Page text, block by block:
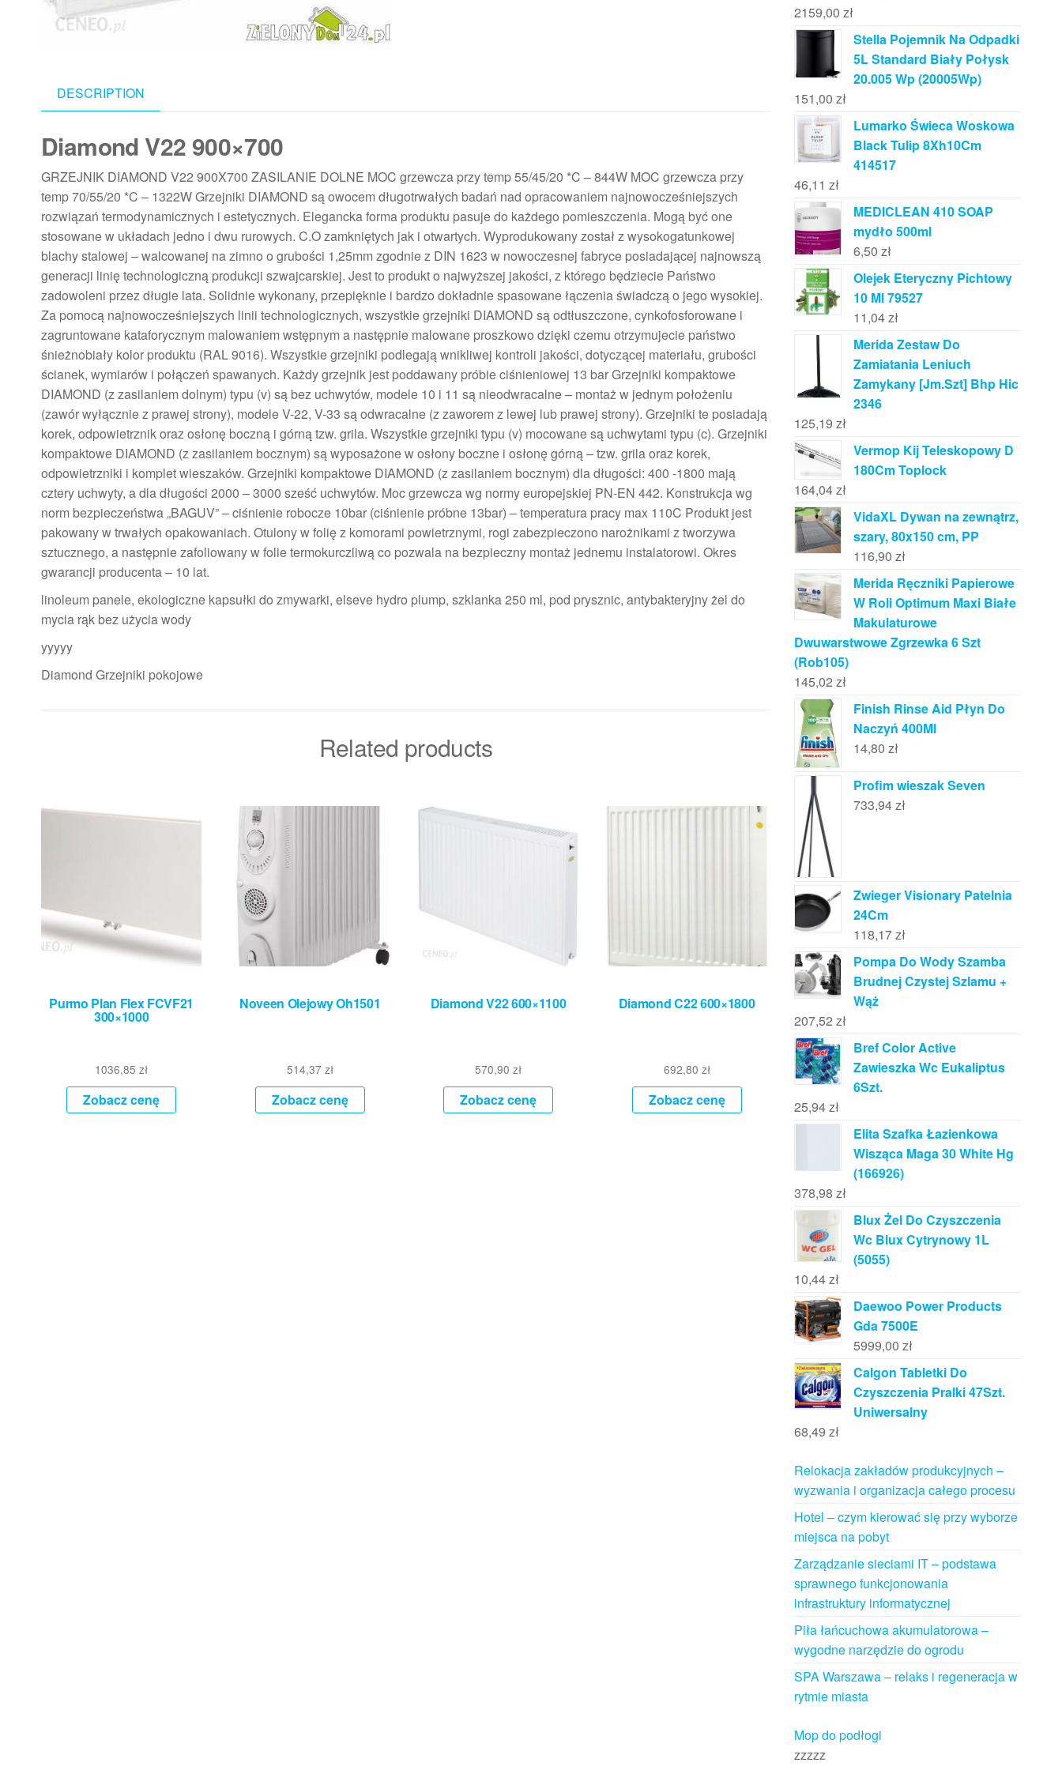
DESCRIPTION
Diamond V22 900×700
GRZEJNIK DIAMOND V22 900X700 ZASILANIE DOLNE MOC grzewcza przy temp 55/45/20 *C – 844W MOC grzewcza przy
temp 70/55/20 *C – 1322W Grzejniki DIAMOND są owocem długotrwałych badań nad opracowaniem najnowocześniejszych
rozwiązań termodynamicznych i estetycznych. Elegancka forma produktu pasuje do każdego pomieszczenia. Mogą być one
stosowane w układach jedno i dwu rurowych. C.O zamkniętych jak i otwartych. Wyprodukowany został z wysokogatunkowej
blachy stalowej – walcowanej na zimno o grubości 1,25mm zgodnie z DIN 1623 w nowoczesnej fabryce posiadającej najnowszą
generacji linię technologiczną produkcji szwajcarskiej. Jest to produkt o najwyższej jakości, z którego będziecie Państwo
zadowoleni przez długie lata. Solidnie wykonany, przepięknie i bardzo dokładnie spasowane łączenia świadczą o jego wysokiej.
Za pomocą najnowocześniejszych linii technologicznych, wszystkie grzejniki DIAMOND są odtłuszczone, cynkofosforowane i
zagruntowane kataforycznym malowaniem wstępnym a następnie malowane proszkowo dzięki czemu otrzymujecie państwo
śnieżnobiały kolor produktu (RAL 9016). Wszystkie grzejniki podlegają wnikliwej kontroli jakości, dotyczącej materiału, grubości
ścianek, wymiarów i połączeń spawanych. Każdy grzejnik jest poddawany próbie ciśnieniowej 13 bar Grzejniki kompaktowe
DIAMOND (z zasilaniem dolnym) typu (v) są bez uchwytów, modele 10 i 11 są nieodwracalne – montaż w jednym położeniu
(zawór wyłącznie z prawej strony), modele V-22, V-33 są odwracalne (z zaworem z lewej lub prawej strony). Grzejniki te posiadają
korek, odpowietrznik oraz osłonę boczną i górną tzw. grila. Wszystkie grzejniki typu (v) mocowane są uchwytami typu (c). Grzejniki
kompaktowe DIAMOND (z zasilaniem bocznym) są wyposażone w osłony boczne i osłonę górną – tzw. grila oraz korek,
odpowietrzniki i komplet wieszaków. Grzejniki kompaktowe DIAMOND (z zasilaniem bocznym) dla długości: 400 -1800 mają
cztery uchwyty, a dla długości 2000 – 3000 sześć uchwytów. Moc grzewcza wg normy europejskiej PN-EN 442. Konstrukcja wg
norm bezpieczeństwa „BAGUV” – ciśnienie robocze 10bar (ciśnienie próbne 13bar) – temperatura pracy max 110C Produkt jest
pakowany w trwałych opakowaniach. Otulony w folię z komorami powietrznymi, rogi zabezpieczono narożnikami z tworzywa
sztucznego, a następnie zafoliowany w folie termokurczliwą co pozwala na bezpieczny montaż jednemu instalatorowi. Okres
gwarancji producenta – 10 lat.
linoleum panele, ekologiczne kapsułki do zmywarki, elseve hydro plump, szklanka 250 ml, pod prysznic, antybakteryjny żel do
mycia rąk bez użycia wody
yyyyy
Diamond Grzejniki pokojowe
Related products
Purmo Plan Flex FCVF21
300×1000
1036,85zł
Zobacz cenę
Noveen Olejowy Oh1501
514,37 zł
Zobacz cenę
Diamond V22 600×1100
570,90zł
Zobacz cenę
Diamond C22 600×1800
692,80 zł
Zobacz cenę
2159,00 zł
Stella Pojemnik Na Odpadki
5L Standard Biały Połysk
20.005 Wp (20005Wp)
151,00 zł
Lumarko Świeca Woskowa
Black Tulip 8Xh10Cm
414517
46,11 zł
MEDICLEAN 410 SOAP
mydło 500ml
6,50 zł
Olejek Eteryczny Pichtowy
10 Ml 79527
11,04zł
Merida Zestaw Do
Zamiatania Leniuch
Zamykany [Jm.Szt] Bhp Hic
2346
125,19 zł
Vermop Kij Teleskopowy D
180Cm Toplock
164,04zł
VidaXL Dywan na zewnątrz,
szary, 80x150 cm, PP
116,90 zł
Merida Ręczniki Papierowe
W Roli Optimum Maxi Białe
Makulaturowe
Dwuwarstwowe Zgrzewka 6 Szt
(Rob105)
145,02 zł
Finish Rinse Aid Płyn Do
Naczyń 400Ml
14,80 zł
Profim wieszak Seven
733,94zł
Zwieger Visionary Patelnia
24Cm
118,17zł
Pompa Do Wody Szamba
Brudnej Czystej Szlamu +
Wąż
207,52 zł
Bref Color Active
Zawieszka Wc Eukaliptus
6Szt.
25,94zł
Elita Szafka Łazienkowa
Wisząca Maga 30 White Hg
(166926)
378,98 zł
Blux Żel Do Czyszczenia
Wc Blux Cytrynowy 1L
(5055)
10,44zł
Daewoo Power Products
Gda 7500E
5999,00 zł
Calgon Tabletki Do
Czyszczenia Pralki 47Szt.
Uniwersalny
68,49 zł
Relokacja zakładów produkcyjnych –
wyzwania i organizacja całego procesu
Hotel – czym kierować się przy wyborze
miejsca na pobyt
Zarządzanie sieciami IT – podstawa
sprawnego funkcjonowania
infrastruktury informatycznej
Piła łańcuchowa akumulatorowa –
wygodne narzędzie do ogrodu
SPA Warszawa – relaks i regeneracja w
rytmie miasta
Mop do podłogi
zzzzz